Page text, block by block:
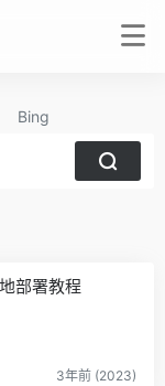
Bing
部署教程
3年前 (2023)